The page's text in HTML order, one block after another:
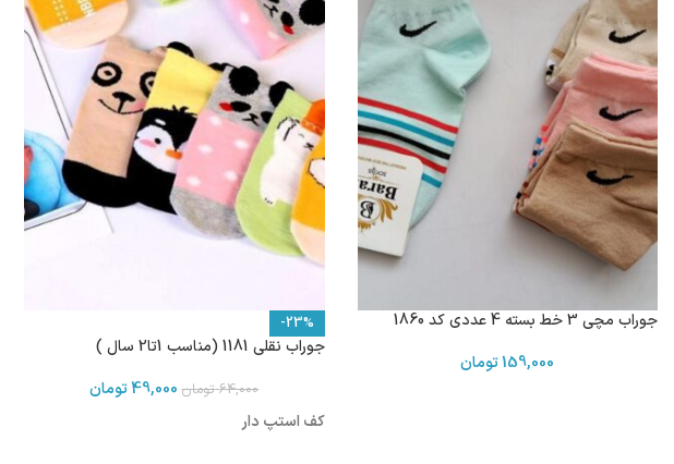
جوراب مچی 3 خط بسته 4 عددی کد 1860
159,000تومان
-23%
جوراب نقلی 1181 (مناسب 1تا2 سال )
64,000 تومان 49,000تومان
کف استپ دار